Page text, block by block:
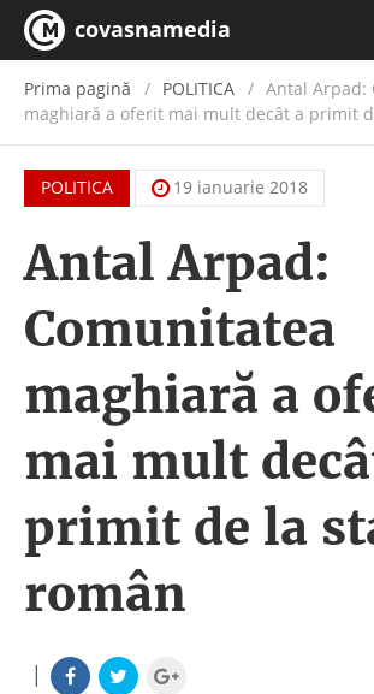
covasnamedia
Prima pagină POLITICA
Antal Arpad:
maghiară a oferit mai mult decât a primit
POLITICA 19 ianuarie 2018
Antal Arpad:
Comunitatea
maghiară a
mai mult
primit de la
român
|